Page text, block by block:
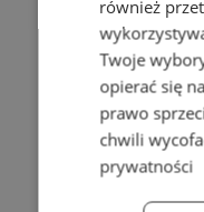
również
Twoje
opierać się
prawo
chwili
prywatności